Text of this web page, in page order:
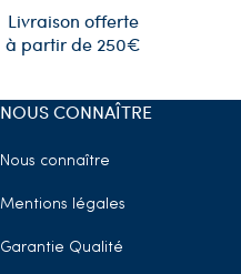
Livraison offerte
à partir de 250€
NOUS CONNAÎTRE
Nous connaître
Mentions légales
Garantie Qualité